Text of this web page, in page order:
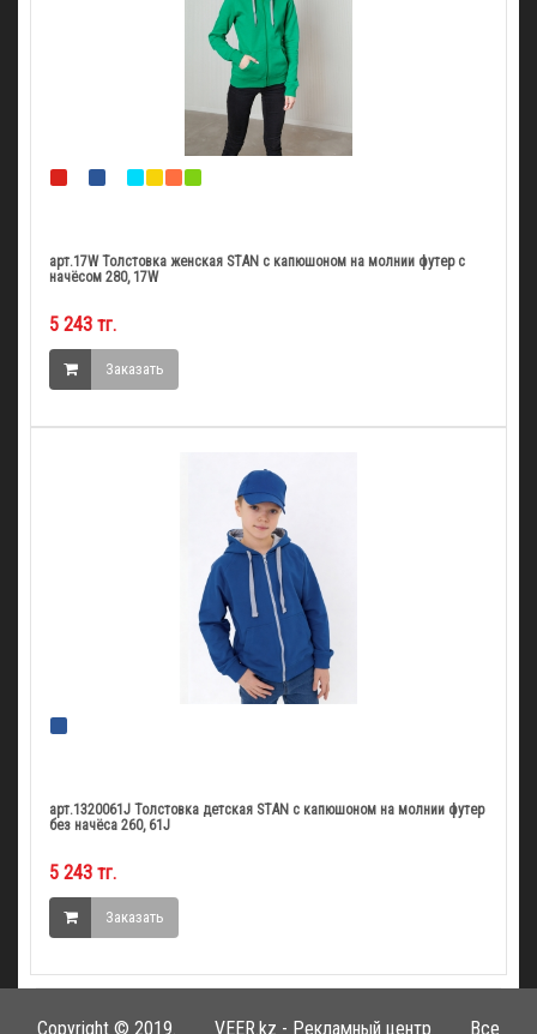
арт.17W Толстовка женская STAN с капюшоном на молнии футер с
начёсом 280, 17W
5 243 тг.
Заказать
арт.1320061J Толстовка детская STAN с капюшоном на молнии футер
без начёса 260, 61J
5 243 тг.
Заказать
Copyright © 2019. VEER.kz - Рекламный центр Все